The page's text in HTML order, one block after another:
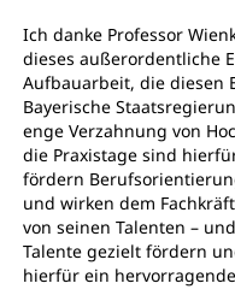
Ich danke Professor
dieses außerordentliche
Aufbauarbeit, die diesen
Bayerische
enge Verzahnung von
die Praxistage sind
fördern
und wirken dem
von seinen Talenten –
Talente gezielt fördern
hierfür ein